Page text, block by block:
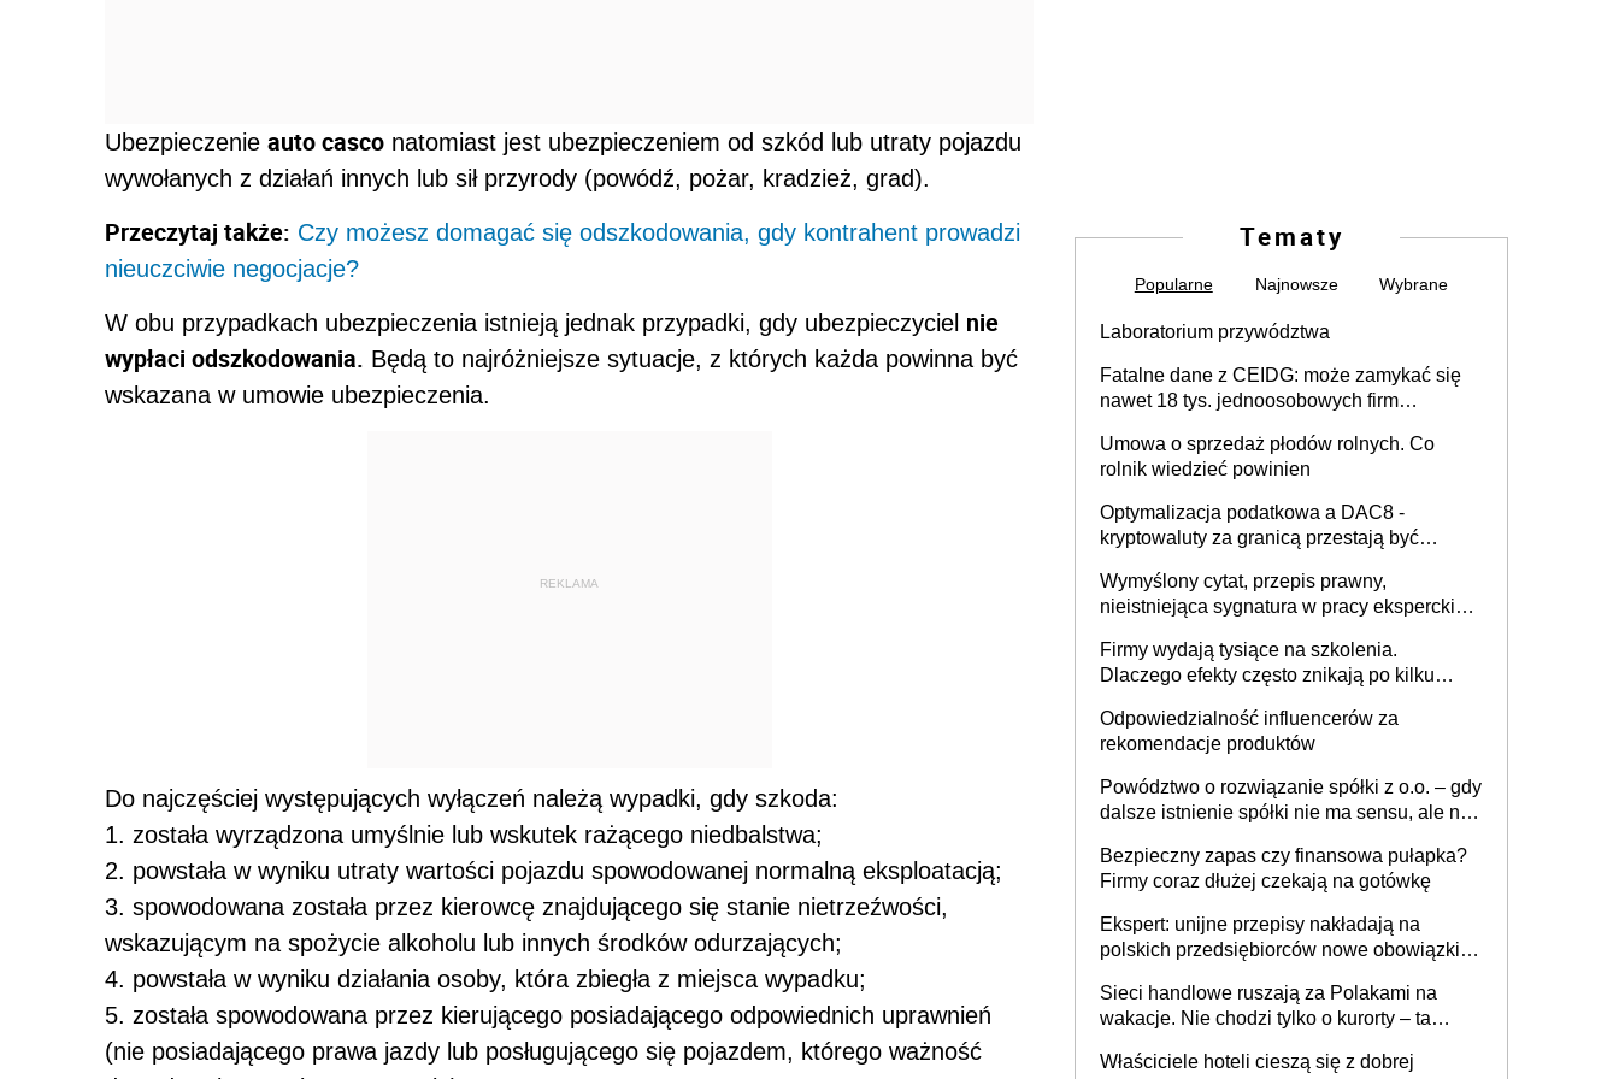
Ubezpieczenie auto casco natomiast jest ubezpieczeniem od szkód lub utraty pojazdu
wywołanych z działań innych lub sił przyrody (powódź, pożar, kradzież, grad).
Przeczytaj także: Czy możesz domagać się odszkodowania, gdy kontrahent prowadzi
nieuczciwie negocjacje?
W obu przypadkach ubezpieczenia istnieją jednak przypadki, gdy ubezpieczyciel nie
wypłaci odszkodowania. Będą to najróżniejsze sytuacje, z których każda powinna być
wskazana w umowie ubezpieczenia.
REKLAMA
Do najczęściej występujących wyłączeń należą wypadki, gdy szkoda:
1. została wyrządzona umyślnie lub wskutek rażącego niedbalstwa;
2. powstała w wyniku utraty wartości pojazdu spowodowanej normalną eksploatacją;
3. spowodowana została przez kierowcę znajdującego się stanie nietrzeźwości,
wskazującym na spożycie alkoholu lub innych środków odurzających;
4. powstała w wyniku działania osoby, która zbiegła z miejsca wypadku;
5. została spowodowana przez kierującego posiadającego odpowiednich uprawnień
(nie posiadającego prawa jazdy lub posługującego się pojazdem, którego ważność
Tematy
Popularne Najnowsze Wybrane
Laboratorium przywództwa
Fatalne dane z CEIDG: może zamykać się
nawet 18 tys. jednoosobowych firm
Umowa o sprzedaż płodów rolnych. Co
rolnik wiedzieć powinien
Optymalizacja podatkowa a DAC8 -
kryptowaluty za granicą przestają być
Wymyślony cytat, przepis prawny,
nieistniejąca sygnatura w pracy eksperckiej -
firmie
Firmy wydają tysiące na szkolenia.
Dlaczego efekty często znikają po kilku
Odpowiedzialność influencerów za
rekomendacje produktów
Powództwo o rozwiązanie spółki z o.o. – gdy
dalsze istnienie spółki nie ma sensu, ale nie
Bezpieczny zapas czy finansowa pułapka?
Firmy coraz dłużej czekają na gotówkę
Ekspert: unijne przepisy nakładają na
polskich przedsiębiorców nowe obowiązki w
Sieci handlowe ruszają za Polakami na
wakacje. Nie chodzi tylko o kurorty – ta
tam, gdzie wielu spędzi urlop po cichu
Właściciele hoteli cieszą się z dobrej